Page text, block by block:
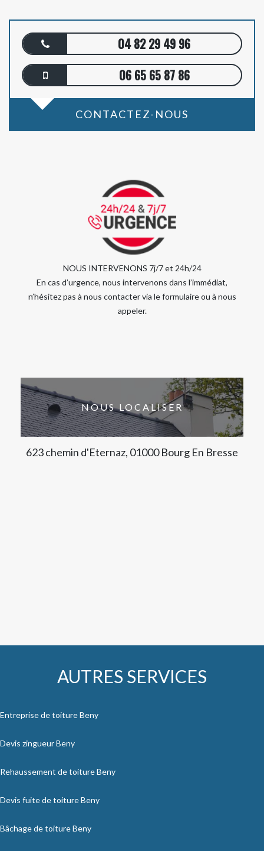
04 82 29 49 96
06 65 65 87 86
CONTACTEZ-NOUS
NOUS INTERVENONS 7j/7 et 24h/24
En cas d’urgence, nous intervenons dans l’immédiat,
n’hésitez pas à nous contacter via le formulaire ou à nous
appeler.
NOUS LOCALISER
623 chemin d'Eternaz, 01000 Bourg En Bresse
AUTRES SERVICES
Entreprise de toiture Beny
Devis zingueur Beny
Rehaussement de toiture Beny
Devis fuite de toiture Beny
Bâchage de toiture Beny